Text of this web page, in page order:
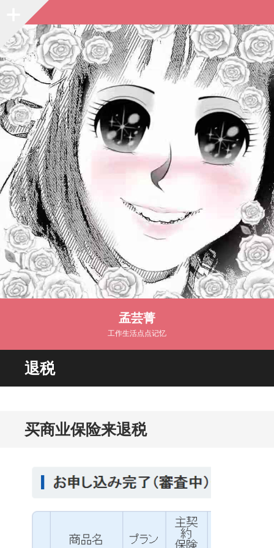
Sidebar
孟芸菁
工作生活点点记忆
退税
买商业保险来退税